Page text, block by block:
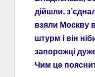
дійшли,
взяли Москву
штурм і він
запорожці
Чим це